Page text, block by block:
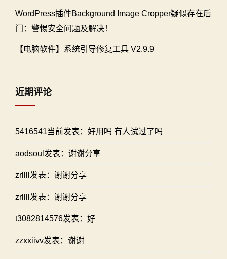
WordPress插件Background Image Cropper疑似存在后
门：警惕安全问题及解决！
【电脑软件】系统引导修复工具 V2.9.9
近期评论
5416541当前发表：好用吗 有人试过了吗
aodsoul发表：谢谢分享
zrllll发表：谢谢分享
zrllll发表：谢谢分享
t3082814576发表：好
zzxxiivv发表：谢谢